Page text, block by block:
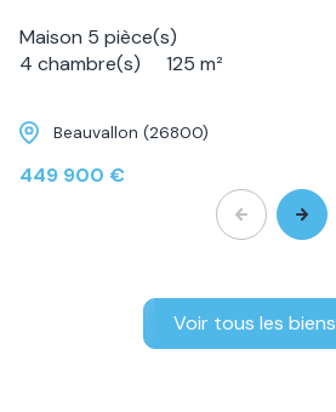
Maison 5 pièce(s)
4 chambre(s)
125 m²
Beauvallon (26800)
449 900 €
Voir tous les biens